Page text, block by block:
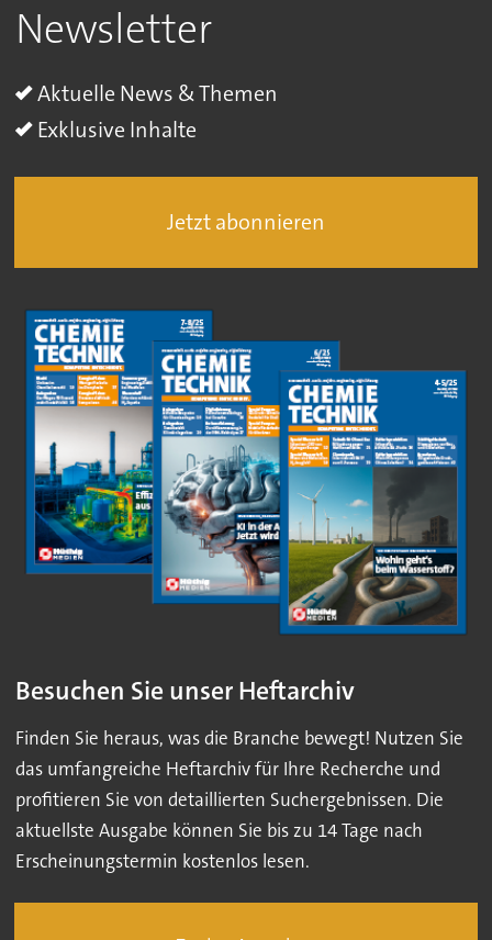
Newsletter
Aktuelle News & Themen
Exklusive Inhalte
Jetzt abonnieren
Besuchen Sie unser Heftarchiv
Finden Sie heraus, was die Branche bewegt! Nutzen Sie
das umfangreiche Heftarchiv für Ihre Recherche und
profitieren Sie von detaillierten Suchergebnissen. Die
aktuellste Ausgabe können Sie bis zu 14 Tage nach
Erscheinungstermin kostenlos lesen.